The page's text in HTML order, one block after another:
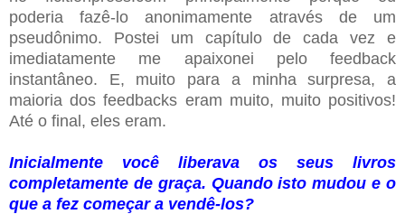
poderia fazê-lo anonimamente através de um
pseudônimo. Postei um capítulo de cada vez e
imediatamente me apaixonei pelo feedback
instantâneo. E, muito para a minha surpresa, a
maioria dos feedbacks eram muito, muito positivos!
Até o final, eles eram.
Inicialmente você liberava os seus livros
completamente de graça. Quando isto mudou e o
que a fez começar a vendê-los?